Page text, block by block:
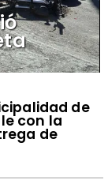
de
con la
de